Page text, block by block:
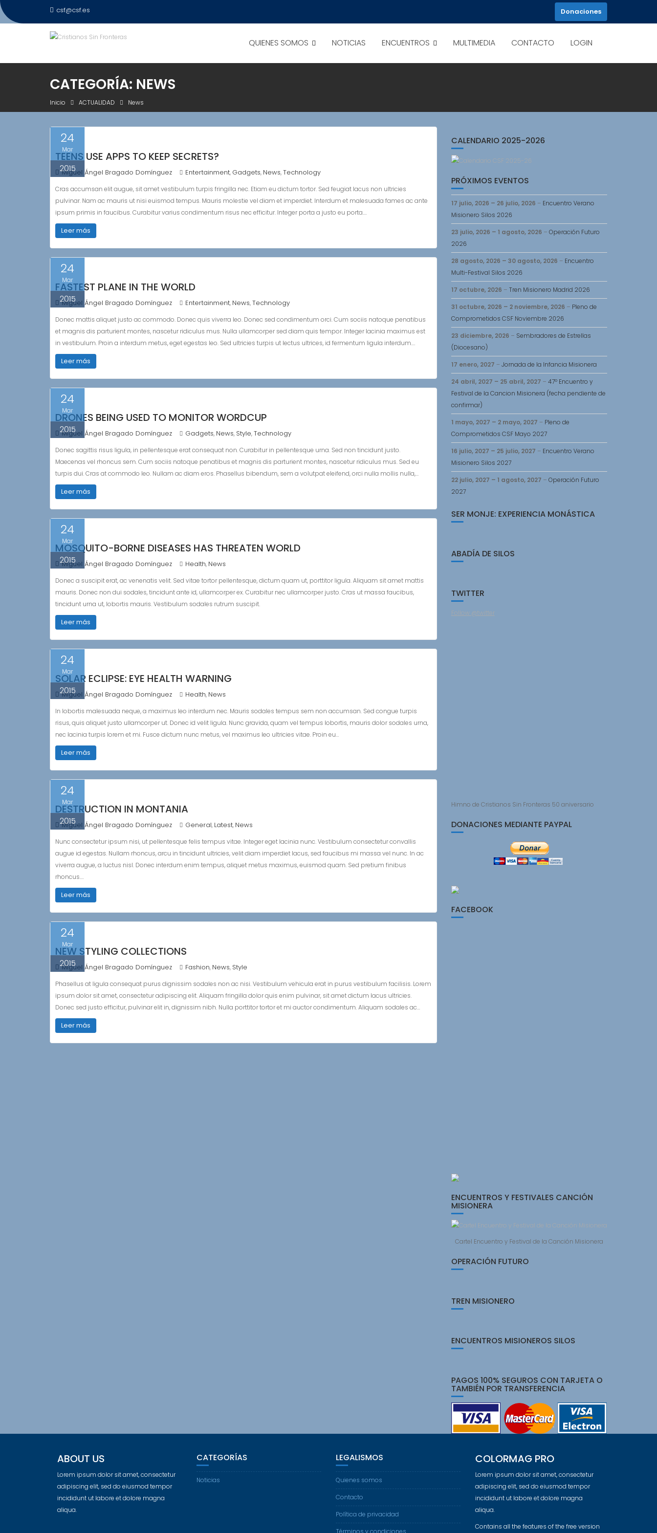
Saltar
al
csf@csf.es Donaciones
QUIENES SOMOS NOTICIAS ENCUENTROS MULTIMEDIA CONTACTO LOGIN
CATEGORÍA: NEWS
Inicio ACTUALIDAD News
24
Mar
2015
TEENS USE APPS TO KEEP SECRETS?
Miguel Ángel Bragado Domínguez Entertainment, Gadgets, News,Technology
Cras accumsan elit augue, sit amet vestibulum turpis fringilla nec. Etiam eu dictum tortor. Sed feugiat lacus non ultricies
pulvinar. Nam ac mauris ut nisi euismod tempus. Mauris molestie vel diam et imperdiet. Interdum et malesuada fames ac ante
ipsum primis in faucibus. Curabitur varius condimentum risus nec efficitur. Integer porta a justo eu porta.…
Leer más
24
Mar
2015
FASTEST PLANE IN THE WORLD
Miguel Ángel Bragado Domínguez Entertainment, News,Technology
Donec mattis aliquet justo ac commodo. Donec quis viverra leo. Donec sed condimentum orci. Cum sociis natoque penatibus
et magnis dis parturient montes, nascetur ridiculus mus. Nulla ullamcorper sed diam quis tempor. Integer lacinia maximus est
in vestibulum. Proin a interdum metus, eget egestas leo. Sed ultricies turpis ut lectus ultrices, id fermentum ligula interdum.…
Leer más
24
Mar
2015
DRONES BEING USED TO MONITOR WORDCUP
Miguel Ángel Bragado Domínguez Gadgets, News, Style,Technology
Donec sagittis risus ligula, in pellentesque erat consequat non. Curabitur in pellentesque urna. Sed non tincidunt justo.
Maecenas vel rhoncus sem. Cum sociis natoque penatibus et magnis dis parturient montes, nascetur ridiculus mus. Sed eu
turpis dui. Cras at commodo leo. Nullam ac diam eros. Phasellus bibendum, sem a volutpat eleifend, orci nulla mollis nulla,…
Leer más
24
Mar
2015
MOSQUITO-BORNE DISEASES HAS THREATEN WORLD
Miguel Ángel Bragado Domínguez Health, News
Donec a suscipit erat, ac venenatis velit. Sed vitae tortor pellentesque, dictum quam ut, porttitor ligula. Aliquam sit amet mattis
mauris. Donec non dui sodales, tincidunt ante id, ullamcorper ex. Curabitur nec ullamcorper justo. Cras ut massa faucibus,
tincidunt urna ut, lobortis mauris. Vestibulum sodales rutrum suscipit.
Leer más
24
Mar
2015
SOLAR ECLIPSE: EYE HEALTH WARNING
Miguel Ángel Bragado Domínguez Health, News
In lobortis malesuada neque, a maximus leo interdum nec. Mauris sodales tempus sem non accumsan. Sed congue turpis
risus, quis aliquet justo ullamcorper ut. Donec id velit ligula. Nunc gravida, quam vel tempus lobortis, mauris dolor sodales urna,
nec lacinia turpis lorem et mi. Fusce dictum nunc metus, vel maximus leo ultricies vitae. Proin eu…
Leer más
24
Mar
2015
DESTRUCTION IN MONTANIA
Miguel Ángel Bragado Domínguez General, Latest, News
Nunc consectetur ipsum nisi, ut pellentesque felis tempus vitae. Integer eget lacinia nunc. Vestibulum consectetur convallis
augue id egestas. Nullam rhoncus, arcu in tincidunt ultricies, velit diam imperdiet lacus, sed faucibus mi massa vel nunc. In ac
viverra augue, a luctus nisl. Donec interdum enim tempus, aliquet metus maximus, euismod quam. Sed pretium finibus
rhoncus.…
Leer más
24
Mar
2015
NEW STYLING COLLECTIONS
Miguel Ángel Bragado Domínguez Fashion, News, Style
Phasellus at ligula consequat purus dignissim sodales non ac nisi. Vestibulum vehicula erat in purus vestibulum facilisis. Lorem
ipsum dolor sit amet, consectetur adipiscing elit. Aliquam fringilla dolor quis enim pulvinar, sit amet dictum lacus ultricies.
Donec sed justo efficitur, pulvinar elit in, dignissim nibh. Nulla porttitor tortor et mi auctor condimentum. Aliquam sodales ac…
Leer más
CALENDARIO 2025-2026
PRÓXIMOS EVENTOS
17 julio, 2026 – 26 julio, 2026 – Encuentro Verano
Misionero Silos 2026
23 julio, 2026 – 1 agosto, 2026 – Operación Futuro
2026
28 agosto, 2026 – 30 agosto, 2026 – Encuentro
Multi-Festival Silos 2026
17 octubre, 2026 – Tren Misionero Madrid 2026
31 octubre, 2026 – 2 noviembre, 2026 – Pleno de
Comprometidos CSF Noviembre 2026
23 diciembre, 2026 – Sembradores de Estrellas
(Diocesano)
17 enero, 2027 – Jornada de la Infancia Misionera
24 abril, 2027 – 25 abril, 2027 – 47º Encuentro y
Festival de la Cancion Misionera (fecha pendiente de
confirmar)
1 mayo, 2027 – 2 mayo, 2027 – Pleno de
Comprometidos CSF Mayo 2027
16 julio, 2027 – 25 julio, 2027 – Encuentro Verano
Misionero Silos 2027
22 julio, 2027 – 1 agosto, 2027 – Operación Futuro
2027
SER MONJE: EXPERIENCIA MONÁSTICA
ABADÍA DE SILOS
TWITTER
Follow @twitter
Himno de Cristianos Sin Fronteras 50 aniversario
DONACIONES MEDIANTE PAYPAL
FACEBOOK
ENCUENTROS Y FESTIVALES CANCIÓN
MISIONERA
Cartel Encuentro y Festival de la Canción Misionera
OPERACIÓN FUTURO
TREN MISIONERO
ENCUENTROS MISIONEROS SILOS
PAGOS 100% SEGUROS CON TARJETA O
TAMBIÉN POR TRANSFERENCIA
ABOUT US
Lorem ipsum dolor sit amet, consectetur
adipiscing elit, sed do eiusmod tempor
incididunt ut labore et dolore magna
aliqua.
CATEGORÍAS
Noticias
LEGALISMOS
Quienes somos
Contacto
Política de privacidad
Términos y condiciones
COLORMAG PRO
Lorem ipsum dolor sit amet, consectetur
adipiscing elit, sed do eiusmod tempor
incididunt ut labore et dolore magna
aliqua.
Contains all the features of the free version